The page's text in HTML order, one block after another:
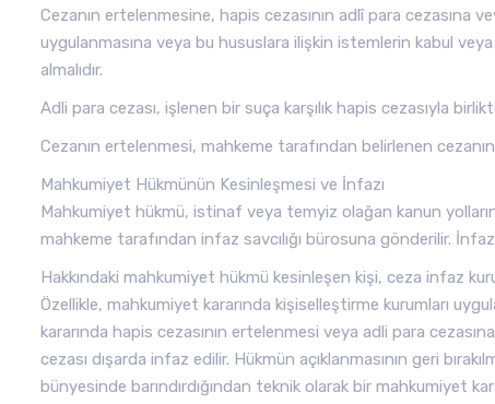
Cezanın ertelenmesine, hapis cezasının adlî para
uygulanmasına veya bu hususlara ilişkin istemlerin kabul
almalıdır.
Adli para cezası, işlenen bir suça karşılık hapis cezasıyla
Cezanın ertelenmesi, mahkeme tarafından belirlenen
Mahkumiyet Hükmünün Kesinleşmesi ve İnfazı
Mahkumiyet hükmü, istinaf veya temyiz olağan kanun
mahkeme tarafından infaz savcılığı bürosuna gönderilir.
Hakkındaki mahkumiyet hükmü kesinleşen kişi, ceza infaz
Özellikle, mahkumiyet kararında kişiselleştirme kurumları
kararında hapis cezasının ertelenmesi veya adli para
cezası dışarda infaz edilir. Hükmün açıklanmasının geri
bünyesinde barındırdığından teknik olarak bir mahkumiyet